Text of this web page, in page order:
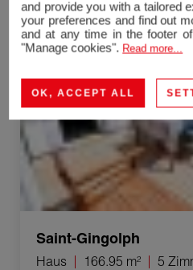
Verkauf Haus Saint-Gingolph 5
Saint-Gingolph
Haus 166.95 m²
5
and provide you with a tailored
your preferences and find out
and at any time in the footer
"Manage cookies". Read more...
OK, ACCEPT ALL